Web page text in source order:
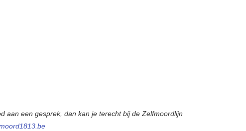
aan een gesprek, dan kan je terecht bij de Zelfmoordlijn